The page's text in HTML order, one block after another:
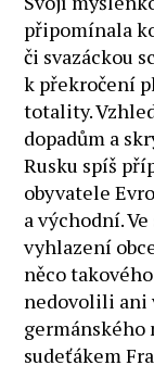
připomínala
či svazáckou
k překročení
totality.
dopadům a
Rusku spíš
obyvatele
a východní.
vyhlazení
něco
nedovolili ani
sudeťákem